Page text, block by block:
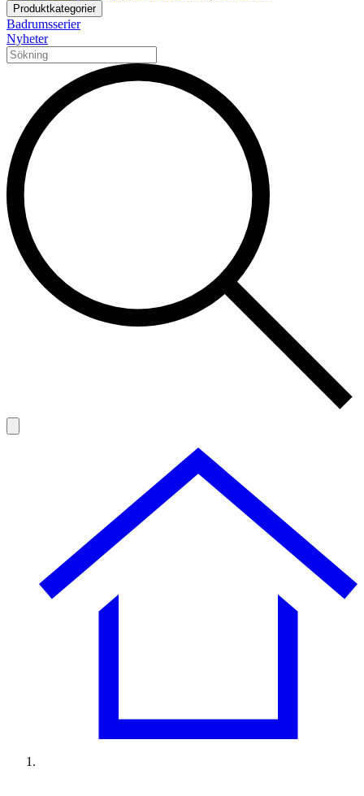
Produktkategorier
Badrumsserier
Nyheter